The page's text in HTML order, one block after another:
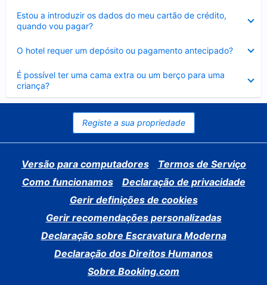
Estou a introduzir os dados do meu cartão de crédito,
quando vou pagar?
fechado
O hotel requer um depósito ou pagamento antecipado?
fechado
É possível ter uma cama extra ou um berço para uma
criança?
Elemento
fechado
Registe a sua propriedade
Versão para computadores
Termos de Serviço
Como funcionamos
Declaração de privacidade
Gerir definições de cookies
Gerir recomendações personalizadas
Declaração sobre Escravatura Moderna
Declaração dos Direitos Humanos
Sobre Booking.com